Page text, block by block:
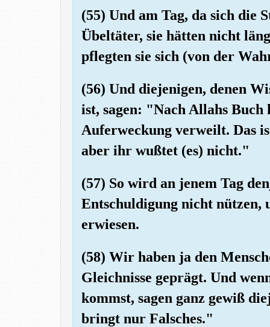
(55) Und am Tag, da sich die
Übeltäter, sie hätten nicht
pflegten sie sich (von der
(56) Und diejenigen, denen
ist, sagen: "Nach Allahs
Auferweckung verweilt. Das
aber ihr wußtet (es) nicht."
(57) So wird an jenem Tag
Entschuldigung nicht nützen,
erwiesen.
(58) Wir haben ja den
Gleichnisse geprägt. Und
kommst, sagen ganz gewiß
bringt nur Falsches."